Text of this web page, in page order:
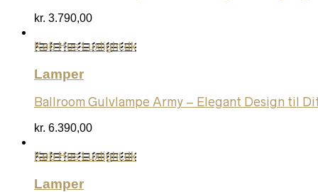
kr. 3.790,00
Køb Hos Luxlight.dk
Lamper
Ballroom Gulvlampe Army – Elegant Design til
kr. 6.390,00
Køb Hos Luxlight.dk
Lamper